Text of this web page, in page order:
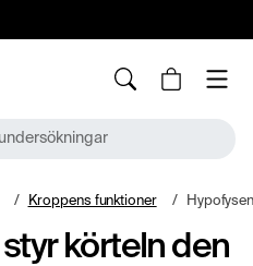
Kroppens funktioner Hypofysen –
styr körteln den